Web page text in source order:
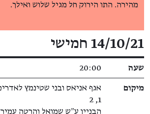
מהירה. התו הירוק חל מגיל שלוש ואילך.
פרטי האירוע
14/10/21 חמישי
שעה 20:00
מיקום
אגף אניאס ובני שטינמץ
1, 2
הבניין ע״ש שמואל והרטה עמיר